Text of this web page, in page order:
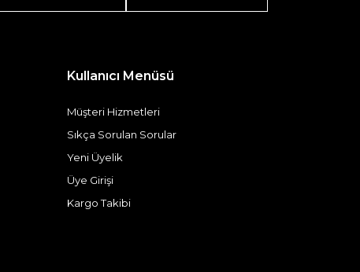
Kullanıcı Menüsü
Müşteri Hizmetleri
Sıkça Sorulan Sorular
Yeni Üyelik
Üye Girişi
Kargo Takibi